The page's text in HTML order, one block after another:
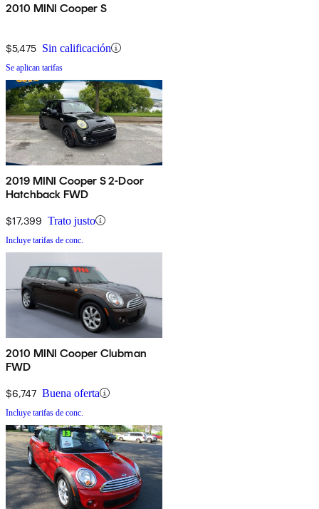
2010 MINI Cooper S
$5,475 Sin calificación
Se aplican tarifas
2019 MINI Cooper S 2-Door
Hatchback FWD
$17,399 Trato justo
Incluye tarifas de conc.
2010 MINI Cooper Clubman
FWD
$6,747 Buena oferta
Incluye tarifas de conc.